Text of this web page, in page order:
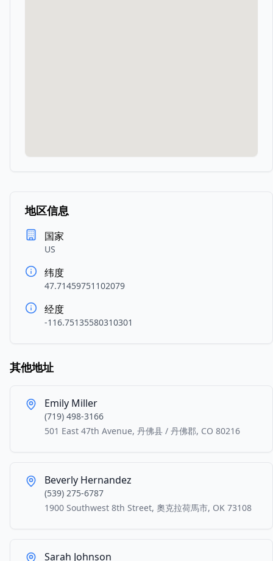
地区信息
国家
US
纬度
47.71459751102079
经度
-116.75135580310301
其他地址
Emily Miller
(719) 498-3166
501 East 47th Avenue, 丹佛县 / 丹佛郡, CO 80216
Beverly Hernandez
(539) 275-6787
1900 Southwest 8th Street, 奧克拉荷馬市, OK 73108
Sarah Johnson